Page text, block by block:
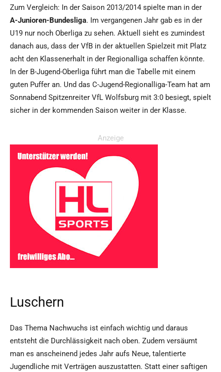
Zum Vergleich: In der Saison 2013/2014 spielte man in der
A-Junioren-Bundesliga. Im vergangenen Jahr gab es in der
U19 nur noch Oberliga zu sehen. Aktuell sieht es zumindest
danach aus, dass der VfB in der aktuellen Spielzeit mit Platz
acht den Klassenerhalt in der Regionalliga schaffen könnte.
In der B-Jugend-Oberliga führt man die Tabelle mit einem
guten Puffer an. Und das C-Jugend-Regionalliga-Team hat am
Sonnabend Spitzenreiter VfL Wolfsburg mit 3:0 besiegt, spielt
sicher in der kommenden Saison weiter in der Klasse.
Anzeige
Luschern
Das Thema Nachwuchs ist einfach wichtig und daraus
entsteht die Durchlässigkeit nach oben. Zudem versäumt
man es anscheinend jedes Jahr aufs Neue, talentierte
Jugendliche mit Verträgen auszustatten. Statt einer saftigen